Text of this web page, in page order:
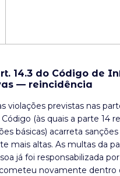
14.3 do Código de
— reincidência
violações previstas nas
Código (às quais a parte 14
básicas) acarreta sanções
mais altas. As multas da
já foi responsabilizada
novamente dentro